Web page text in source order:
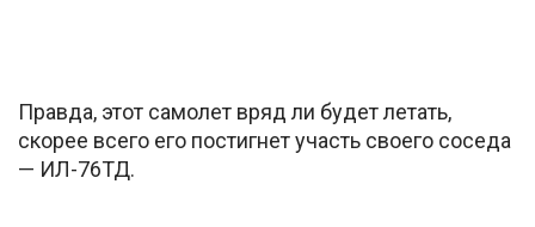
Правда, этот самолет вряд ли будет летать,
скорее всего его постигнет участь своего соседа
— ИЛ-76ТД.